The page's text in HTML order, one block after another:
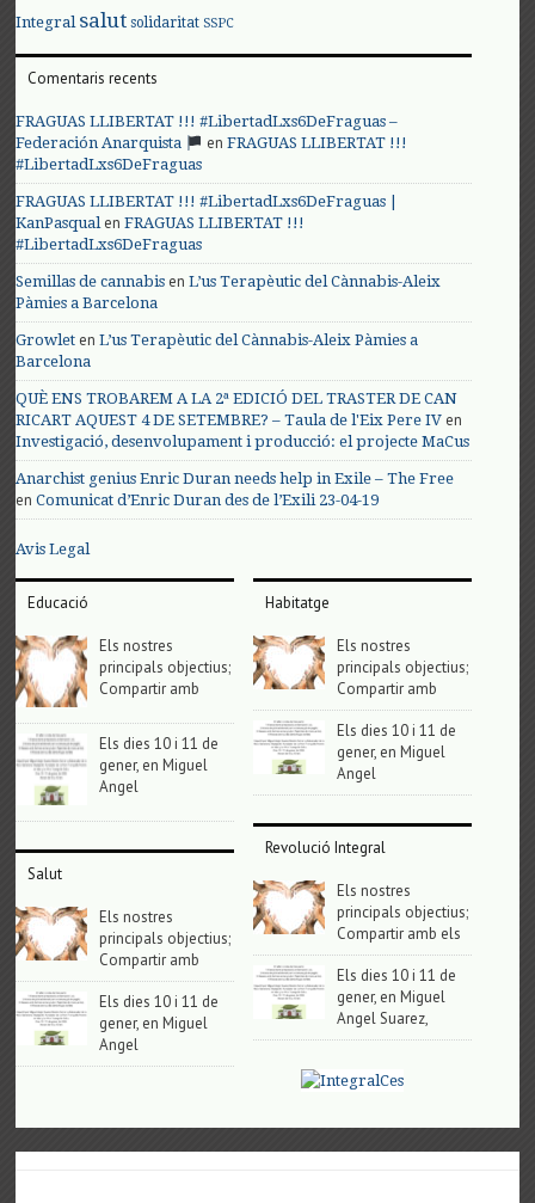
Integral salut solidaritat SSPC
Comentaris recents
FRAGUAS LLIBERTAT !!! #LibertadLxs6DeFraguas –
Federación Anarquista
enFRAGUAS LLIBERTAT !!!
#LibertadLxs6DeFraguas
FRAGUAS LLIBERTAT !!! #LibertadLxs6DeFraguas |
KanPasqualenFRAGUAS LLIBERTAT !!!
#LibertadLxs6DeFraguas
Semillas de cannabis enL’us Terapèutic del Cànnabis-Aleix
Pàmies a Barcelona
Growlet enL’us Terapèutic del Cànnabis-Aleix Pàmies a
Barcelona
QUÈ ENS TROBAREM A LA 2ª EDICIÓ DEL TRASTER DE CAN
RICART AQUEST 4 DE SETEMBRE? – Taula de l'Eix Pere IV en
Investigació, desenvolupament i producció: el projecte MaCus
Anarchist genius Enric Duran needs help in Exile – The Free
enComunicat d’Enric Duran des de l’Exili 23-04-19
Avis Legal
Educació
Els nostres
principals objectius;
Compartir amb
Els dies 10 i 11 de
gener, en Miguel
Angel
Salut
Els nostres
principals objectius;
Compartir amb
Els dies 10 i 11 de
gener, en Miguel
Angel
Habitatge
Els nostres
principals objectius;
Compartir amb
Els dies 10 i 11 de
gener, en Miguel
Angel
Revolució Integral
Els nostres
principals objectius;
Compartir amb els
Els dies 10 i 11 de
gener, en Miguel
Angel Suarez,